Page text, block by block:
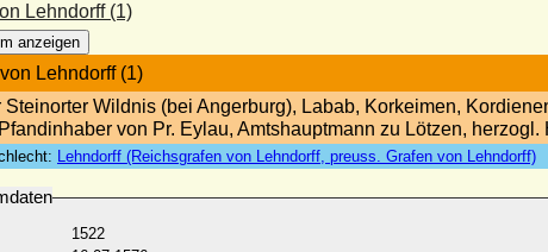
Lehndorff (1)
anzeigen
Lehndorff (1)
Steinorter Wildnis (bei Angerburg), Labab, Korkeimen,
von Pr. Eylau, Amtshauptmann zu Lötzen,
Lehndorff (Reichsgrafen von Lehndorff, preuss. Grafen von Lehndorff)
1522